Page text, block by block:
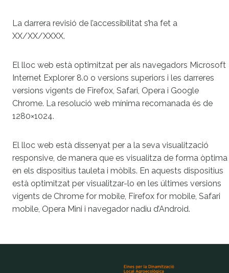
La darrera revisió de l’accessibilitat s’ha fet a
XX/XX/XXXX.
El lloc web està optimitzat per als navegadors Microsoft
Internet Explorer 8.0 o versions superiors i les darreres
versions vigents de Firefox, Safari, Opera i Google
Chrome. La resolució web mínima recomanada és de
1280×1024.
El lloc web està dissenyat per a la seva visualització
responsive, de manera que es visualitza de forma òptima
en els dispositius tauleta i mòbils. En aquests dispositius
està optimitzat per visualitzar-lo en les últimes versions
vigents de Chrome for mobile, Firefox for mobile, Safari
mobile, Opera Mini i navegador nadiu d’Android.